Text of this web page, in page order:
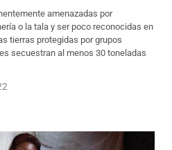
amenazadas por
o la tala y ser poco reconocidas en
tierras protegidas por grupos
secuestran al menos 30 toneladas